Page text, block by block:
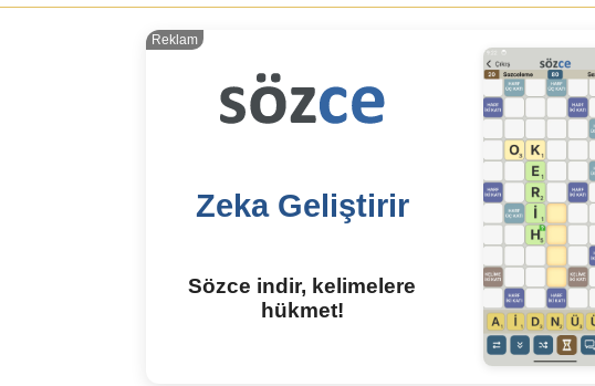
Zeka Geliştirir
Sözce indir, kelimelere
hükmet!
Reklam